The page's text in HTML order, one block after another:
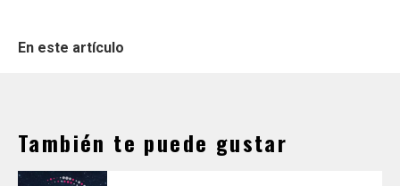
En este artículo
También te puede gustar